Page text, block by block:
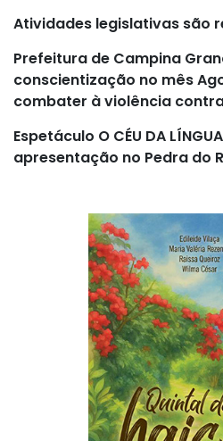
Atividades legislativas são
Prefeitura de Campina
conscientização no mês
combater à violência
Espetáculo O CÉU DA
apresentação no Pedra do